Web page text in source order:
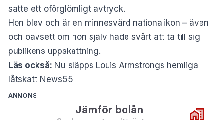
satte ett oförglömligt avtryck.
Hon blev och är en minnesvärd nationalikon – även
och oavsett om hon själv hade svårt att ta till sig
publikens uppskattning.
Läs också: Nu släpps Louis Armstrongs hemliga
låtskatt News55
ANNONS